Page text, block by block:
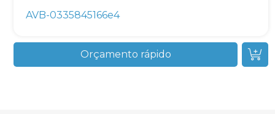
AVB-0335845166e4
Orçamento rápido